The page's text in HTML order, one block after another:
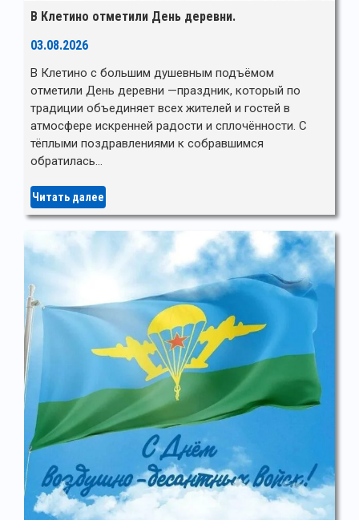
В Клетино отметили День деревни.
03.08.2026
В Клетино с большим душевным подъёмом
отметили День деревни —праздник, который по
традиции объединяет всех жителей и гостей в
атмосфере искренней радости и сплочённости. С
тёплыми поздравлениями к собравшимся
обратилась…
Читать далее